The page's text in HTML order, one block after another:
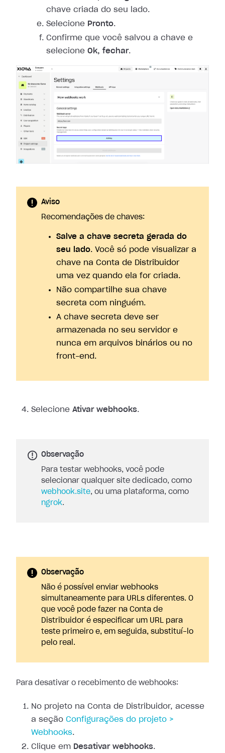
chave criada do seu lado.
Selecione Pronto.
Confirme que você salvou a chave e
selecione Ok, fechar.
Aviso
Recomendações de chaves:
Salve a chave secreta gerada do
seu lado. Você só pode visualizar a
chave na Conta de Distribuidor
uma vez quando ela for criada.
Não compartilhe sua chave
secreta com ninguém.
A chave secreta deve ser
armazenada no seu servidor e
nunca em arquivos binários ou no
front-end.
Selecione Ativar webhooks.
Observação
Para testar webhooks, você pode
selecionar qualquer site dedicado, como
webhook.site, ou uma plataforma, como
ngrok.
Observação
Não é possível enviar webhooks
simultaneamente para URLs diferentes. O
que você pode fazer na Conta de
Distribuidor é especificar um URL para
teste primeiro e, em seguida, substituí-lo
pelo real.
Para desativar o recebimento de webhooks:
No projeto na Conta de Distribuidor, acesse
a seção Configurações do projeto >
Webhooks.
Clique em Desativar webhooks.